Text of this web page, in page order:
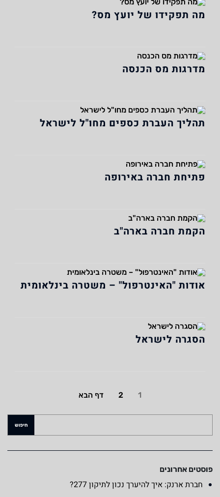
מה תפקידו של יועץ מס?
מדרגות מס הכנסה
תהליך העברת כספים מחו"ל לישראל
פתיחת חברה באירופה
הקמת חברה בארה"ב
אודות "האינטרפול" – משטרה בינלאומית
הסגרה לישראל
1
2 דף הבא
פוסטים אחרונים
חברת ארנק: איך להיערך נכון לתיקון 277?